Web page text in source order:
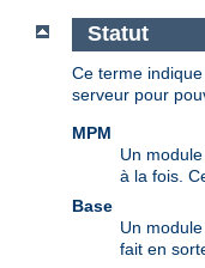
Statut
Ce terme
serveur pour
MPM
Un
à la fois.
Base
Un
fait en